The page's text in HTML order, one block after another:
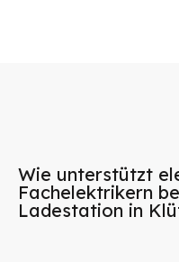
Wie unterstützt
Fachelektrikern
Ladestation in